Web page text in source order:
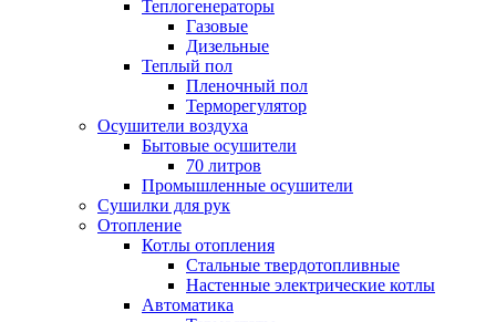
Теплогенераторы
Газовые
Дизельные
Теплый пол
Пленочный пол
Терморегулятор
Осушители воздуха
Бытовые осушители
70 литров
Промышленные осушители
Сушилки для рук
Отопление
Котлы отопления
Стальные твердотопливные
Настенные электрические котлы
Автоматика